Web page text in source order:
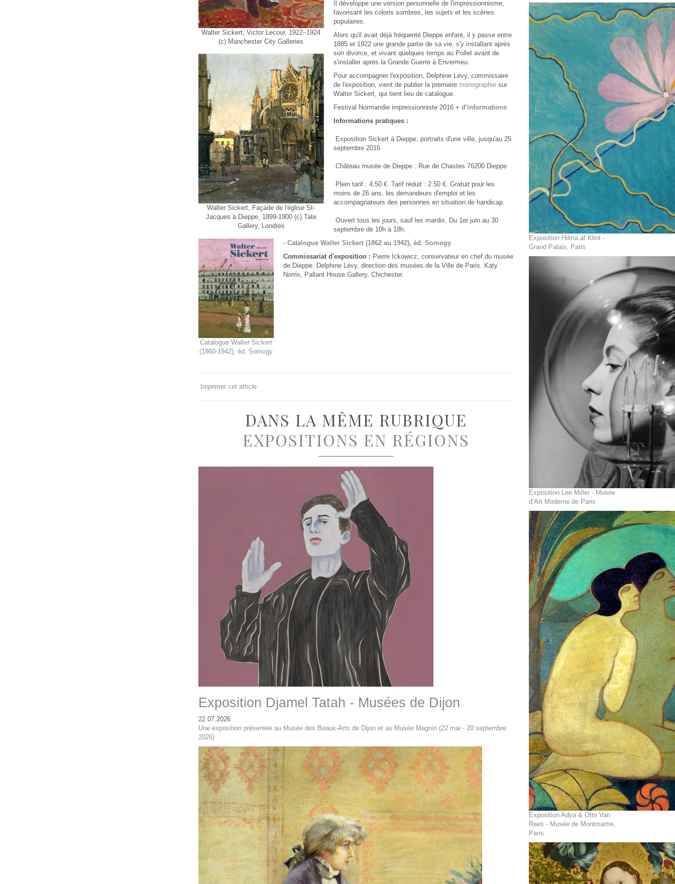
Walter Sickert, Victor Lecour, 1922–1924
(c) Manchester City Galleries
Walter Sickert, Façade de l'église St-
Jacques à Dieppe, 1899-1900 (c) Tate
Gallery, Londres
Il développe une version personnelle de l'impressionnisme,
favorisant les coloris sombres, les sujets et les scènes
populaires.
Alors qu'il avait déjà fréquenté Dieppe enfant, il y passe entre
1885 et 1922 une grande partie de sa vie, s'y installant après
son divorce, et vivant quelques temps au Pollet avant de
s'installer après la Grande Guerre à Envermeu.
Pour accompagner l'exposition, Delphine Lévy, commissaire
de l'exposition, vient de publier la première monographie sur
Walter Sickert, qui tient lieu de catalogue.
Festival Normandie impressionniste 2016.+ d'informations
Informations pratiques :
Exposition Sickert à Dieppe, portraits d'une ville, jusqu'au 25
septembre 2016
Château musée de Dieppe : Rue de Chastes 76200 Dieppe
Plein tarif : 4,50 €. Tarif réduit : 2.50 €. Gratuit pour les
moins de 26 ans, les demandeurs d'emploi et les
accompagnateurs des personnes en situation de handicap.
Ouvert tous les jours, sauf les mardis. Du 1er juin au 30
septembre de 10h à 18h.
Catalogue Walter Sickert
(1860-1942), éd. Somogy
- Catalogue Walter Sickert (1862 au 1942), éd. Somogy
Commissariat d'exposition : Pierre Ickowicz, conservateur en chef du musée
de Dieppe. Delphine Lévy, direction des musées de la Ville de Paris. Katy
Norris, Pallant House Gallery, Chichester.
Imprimer cet article
DANS LA MÊME RUBRIQUE
EXPOSITIONS EN RÉGIONS
Exposition Djamel Tatah - Musées de Dijon
22.07.2026
Une exposition présentée au Musée des Beaux-Arts de Dijon et au Musée Magnin (22 mai - 20 septembre
2026)
Exposition Hilma af Klint -
Grand Palais, Paris
Exposition Lee Miller - Musée
d’Art Moderne de Paris
Exposition Adya & Otto Van
Rees - Musée de Montmartre,
Paris